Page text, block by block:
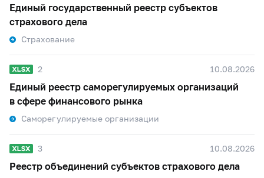
Единый государственный реестр субъектов
страхового дела
Страхование
2 10.08.2026
Единый реестр саморегулируемых организаций
в сфере финансового рынка
Саморегулируемые организации
3 10.08.2026
Реестр объединений субъектов страхового дела